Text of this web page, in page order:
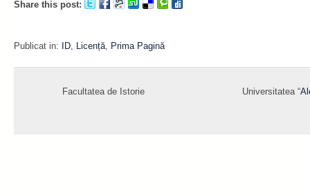
Share this post:
Publicat in: ID, Licență, Prima Pagină
Facultatea de Istorie Universitatea “